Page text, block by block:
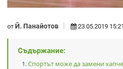
от Й. Панайотов 23.05.2019 15:21
Съдържание:
Спортът може да замени